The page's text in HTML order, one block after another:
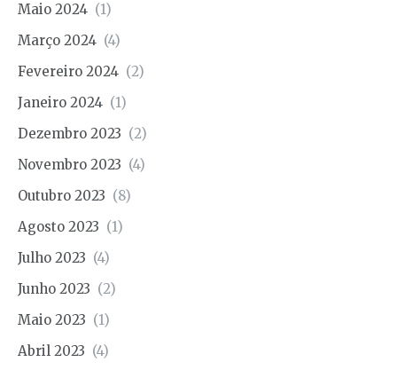
Maio 2024 (1)
Março 2024 (4)
Fevereiro 2024 (2)
Janeiro 2024 (1)
Dezembro 2023 (2)
Novembro 2023 (4)
Outubro 2023 (8)
Agosto 2023 (1)
Julho 2023 (4)
Junho 2023 (2)
Maio 2023 (1)
Abril 2023 (4)